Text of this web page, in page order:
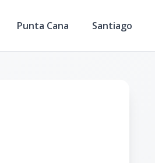
Punta Cana Santiago